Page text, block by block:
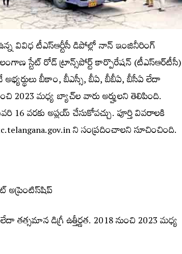
ఉన్న వివిధ టీఎస్‌ఆర్టీసీ డిపోల్లో నాన్‌ ఇంజినీరింగ్‌
స్టేట్‌ రోడ్‌ ట్రాన్స్‌పోర్ట్‌ కార్పొరేషన్‌ (టీఎస్‌ఆర్‌టీసీ)
అభ్య‌ర్థులు బీకాం, బీఎస్సీ, బీఏ, బీబీఏ, బీసీఏ లేదా
2023 మధ్య బ్యాచ్‌ల వారు అర్హులని తెలిపింది.
వ‌ర‌కు అప్ల‌య్ చేసుకోవ‌చ్చు. పూర్తి వివరాలకి
ని సంప్రదించాలని సూచించింది.
అప్రెంటిస్‌షిప్‌
తత్సమాన డిగ్రీ ఉత్తీర్ణత. 2018 నుంచి 2023 మధ్య